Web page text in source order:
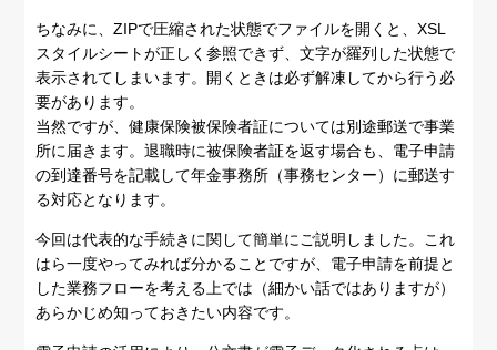
ちなみに、ZIPで圧縮された状態でファイルを開くと、XSL
スタイルシートが正しく参照できず、文字が羅列した状態で
表示されてしまいます。開くときは必ず解凍してから行う必
要があります。
当然ですが、健康保険被保険者証については別途郵送で事業
所に届きます。退職時に被保険者証を返す場合も、電子申請
の到達番号を記載して年金事務所（事務センター）に郵送す
る対応となります。
今回は代表的な手続きに関して簡単にご説明しました。これ
はら一度やってみれば分かることですが、電子申請を前提と
した業務フローを考える上では（細かい話ではありますが）
あらかじめ知っておきたい内容です。